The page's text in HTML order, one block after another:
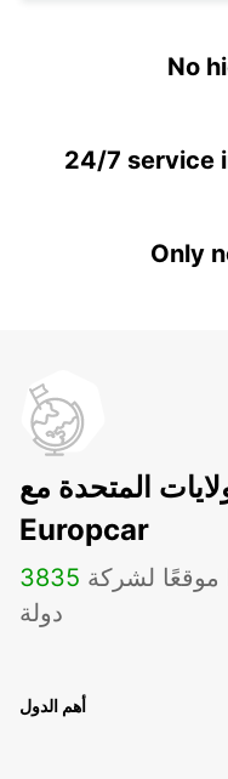
No
24/7 service
Only
المتحدة مع
Europcar
3835
دولة
أهم الدول